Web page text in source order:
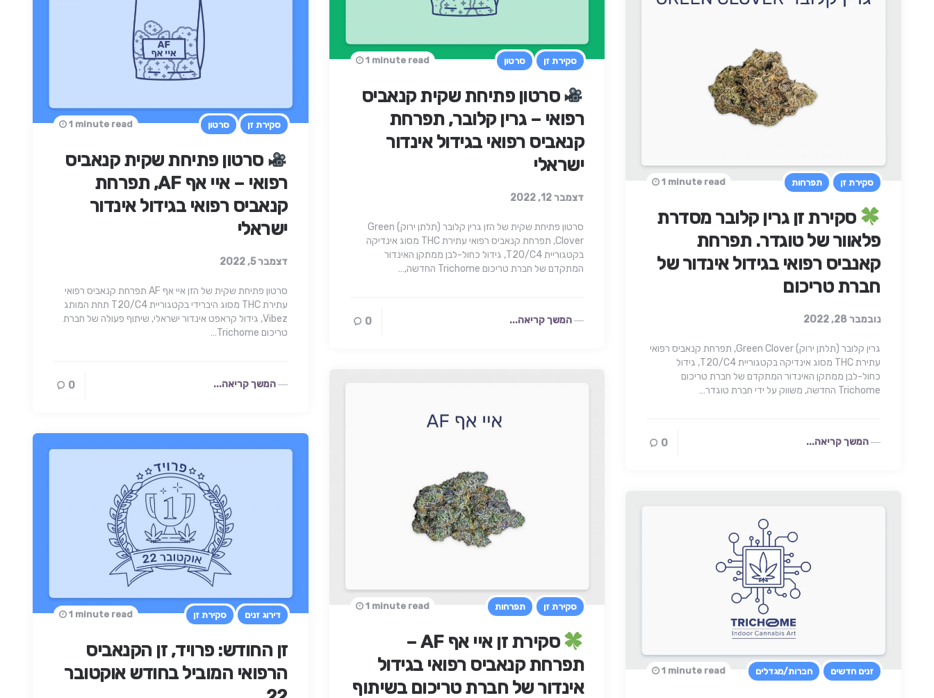
סקירת זן סרטון
סרטון פתיחת שקית קנאביס
רפואי – גרין קלובר, תפרחת
קנאביס רפואי בגידול אינדור
ישראלי
דצמבר 12, 2022
1 minute read
סרטון פתיחת שקית של הזן גרין קלובר (תלתן ירוק) Green
Clover, תפרחת קנאביס רפואי עתירת THC מסוג אינדיקה
בקטגוריית T20/C4, גידול כחול-לבן ממתקן האינדור
המתקדם של חברת טריכום Trichome החדשה,…
המשך קריאה... 0
סקירת זן סרטון
סרטון פתיחת שקית קנאביס
רפואי – איי אף AF, תפרחת
קנאביס רפואי בגידול אינדור
ישראלי
דצמבר 5, 2022
1 minute read
סרטון פתיחת שקית של הזן איי אף AF תפרחת קנאביס רפואי
עתירת THC מסוג היברידי בקטגוריית T20/C4 תחת המותג
Vibez, גידול קראפט אינדור ישראלי, שיתוף פעולה של חברת
טריכום Trichome…
המשך קריאה... 0
סקירת זן תפרחות
סקירת זן גרין קלובר מסדרת
פלאוור של טוגדר. תפרחת
קאנביס רפואי בגידול אינדור של
חברת טריכום
נובמבר 28, 2022
1 minute read
גרין קלובר (תלתן ירוק) Green Clover, תפרחת קנאביס רפואי
עתירת THC מסוג אינדיקה בקטגוריית T20/C4, גידול
כחול-לבן ממתקן האינדור המתקדם של חברת טריכום
Trichome החדשה, משווק על ידי חברת טוגדר…
המשך קריאה... 0
סקירת זן תפרחות
סקירת זן איי אף AF –
תפרחת קנאביס רפואי בגידול
אינדור של חברת טריכום בשיתוף
1 minute read
דירוג זנים סקירת זן
זן החודש: פרויד, זן הקנאביס
הרפואי המוביל בחודש אוקטובר
1 minute read
זנים חדשים חברות/מגדלים 1 minute read